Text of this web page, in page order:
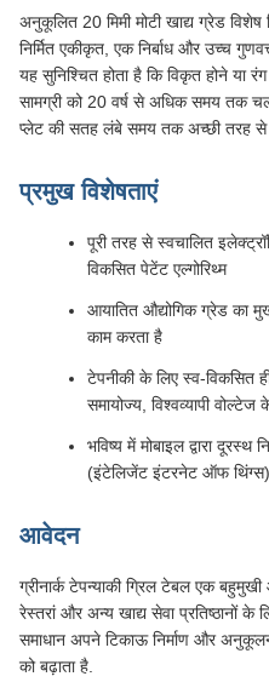
अनुकूलित 20 मिमी मोटी खाद्य ग्रेड
निर्मित एकीकृत, एक निर्बाध और उच्च
यह सुनिश्चित होता है कि विकृत होने या
सामग्री को 20 वर्ष से अधिक समय तक
प्लेट की सतह लंबे समय तक अच्छी तरह से
प्रमुख विशेषताएं
पूरी तरह से स्वचालित
विकसित पेटेंट एल्गोरिथ्म
आयातित औद्योगिक ग्रेड का
काम करता है
टेपनीकी के लिए स्व-विकसित
समायोज्य, विश्वव्यापी
भविष्य में मोबाइल द्वारा
(इंटेलिजेंट इंटरनेट ऑफ थिंग्स)
आवेदन
ग्रीनार्क टेपन्याकी ग्रिल टेबल एक बहुमुखी
रेस्तरां और अन्य खाद्य सेवा प्रतिष्ठानों
समाधान अपने टिकाऊ निर्माण और
को बढ़ाता है.